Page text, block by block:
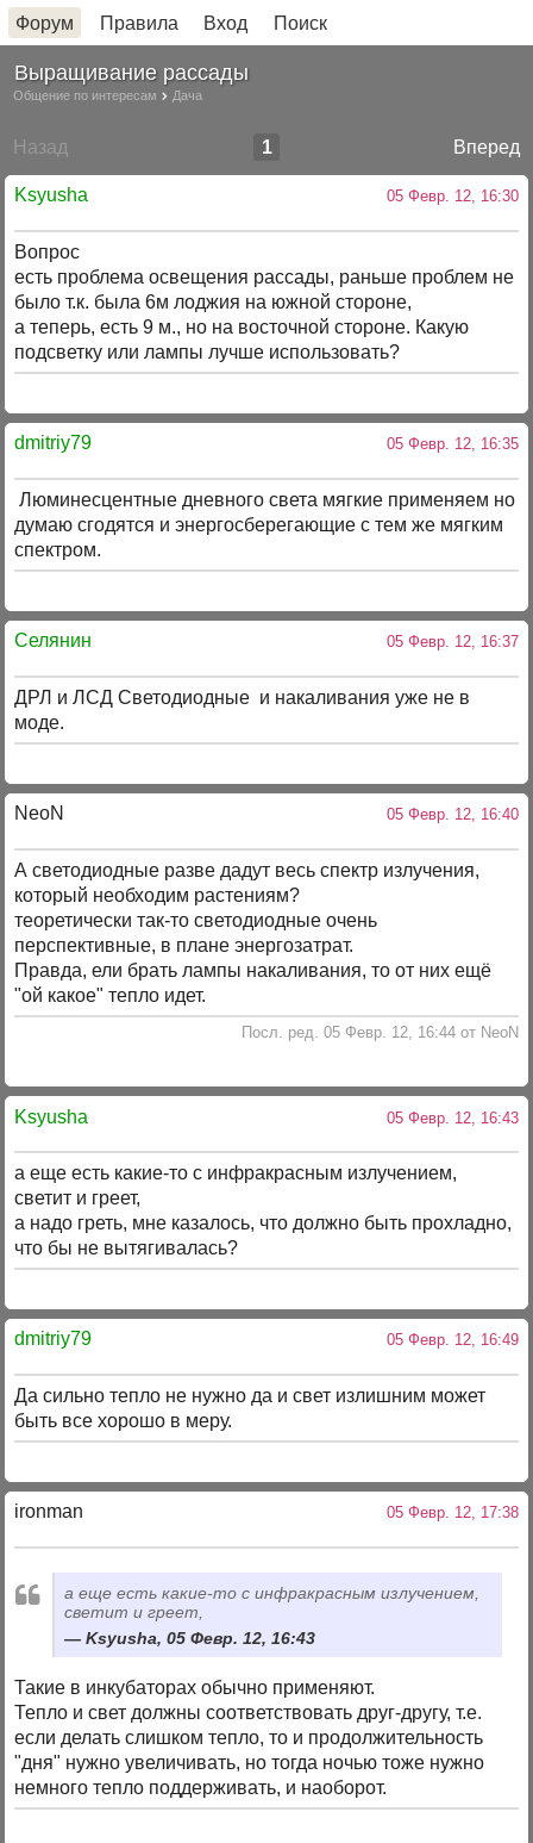
Форум Правила Вход Поиск
Выращивание рассады
Общение по интересам Дача
Назад Вперед
1
Ksyusha 05 Февр. 12, 16:30
Вопрос
есть проблема освещения рассады, раньше проблем не
было т.к. была 6м лоджия на южной стороне,
а теперь, есть 9 м., но на восточной стороне. Какую
подсветку или лампы лучше использовать?
dmitriy79 05 Февр. 12, 16:35
Люминесцентные дневного света мягкие применяем но
думаю сгодятся и энергосберегающие с тем же мягким
спектром.
Селянин 05 Февр. 12, 16:37
ДРЛ и ЛСД Светодиодные и накаливания уже не в
моде.
NeoN 05 Февр. 12, 16:40
А светодиодные разве дадут весь спектр излучения,
который необходим растениям?
теоретически так-то светодиодные очень
перспективные, в плане энергозатрат.
Правда, ели брать лампы накаливания, то от них ещё
"ой какое" тепло идет.
Посл. ред. 05 Февр. 12, 16:44 от NeoN
Ksyusha 05 Февр. 12, 16:43
а еще есть какие-то с инфракрасным излучением,
светит и греет,
а надо греть, мне казалось, что должно быть прохладно,
что бы не вытягивалась?
dmitriy79 05 Февр. 12, 16:49
Да сильно тепло не нужно да и свет излишним может
быть все хорошо в меру.
ironman 05 Февр. 12, 17:38
а еще есть какие-то с инфракрасным излучением,
светит и греет,
Ksyusha, 05 Февр. 12, 16:43
Такие в инкубаторах обычно применяют.
Тепло и свет должны соответствовать друг-другу, т.е.
если делать слишком тепло, то и продолжительность
"дня" нужно увеличивать, но тогда ночью тоже нужно
немного тепло поддерживать, и наоборот.